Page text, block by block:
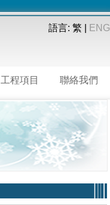
語言: 繁 | ENG
聯絡我們
工程項目